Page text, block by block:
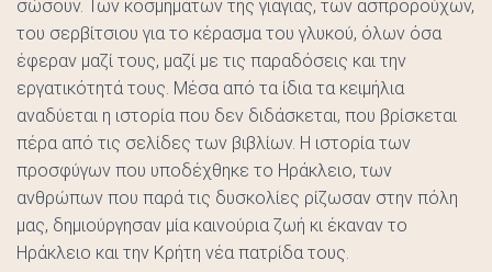
σώσουν. Των κοσμημάτων της γιαγιάς, των ασπρορούχων,
του σερβίτσιου για το κέρασμα του γλυκού, όλων όσα
έφεραν μαζί τους, μαζί με τις παραδόσεις και την
εργατικότητά τους. Μέσα από τα ίδια τα κειμήλια
αναδύεται η ιστορία που δεν διδάσκεται, που βρίσκεται
πέρα από τις σελίδες των βιβλίων. Η ιστορία των
προσφύγων που υποδέχθηκε το Ηράκλειο, των
ανθρώπων που παρά τις δυσκολίες ρίζωσαν στην πόλη
μας, δημιούργησαν μία καινούρια ζωή κι έκαναν το
Ηράκλειο και την Κρήτη νέα πατρίδα τους.